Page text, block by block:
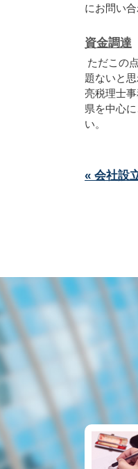
にお問い合
資金調達
ただこの
題ないと
亮税理士
県を中心
い。
« 会社設